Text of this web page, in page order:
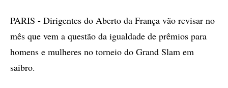
PARIS - Dirigentes do Aberto da França vão revisar no
mês que vem a questão da igualdade de prêmios para
homens e mulheres no torneio do Grand Slam em
saibro.